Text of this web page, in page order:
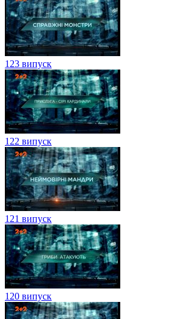
123 випуск
122 випуск
121 випуск
120 випуск